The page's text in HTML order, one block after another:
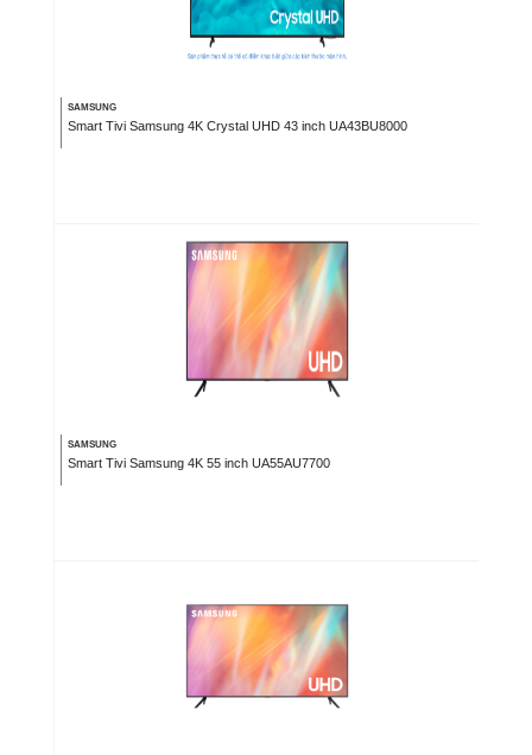
SAMSUNG
Smart Tivi Samsung 4K Crystal UHD 43 inch UA43BU8000
SAMSUNG
Smart Tivi Samsung 4K 55 inch UA55AU7700